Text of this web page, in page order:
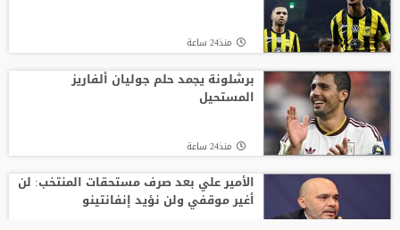
منذ24 ساعة
برشلونة يجمد حلم جوليان ألفاريز
المستحيل
منذ24 ساعة
الأمير علي بعد صرف مستحقات المنتخب: لن
أغير موقفي ولن نؤيد إنفانتينو